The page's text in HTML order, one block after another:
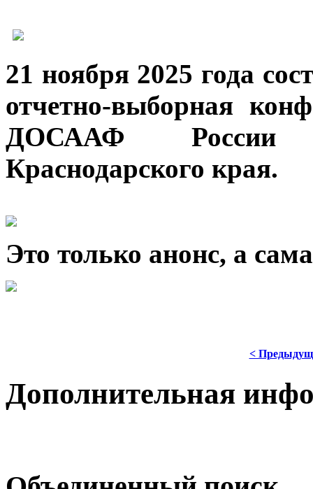
21 ноября 2025 года
отчетно-выборная
ДОСААФ России
Краснодарского края.
Это только анонс, а
<
Дополнительная